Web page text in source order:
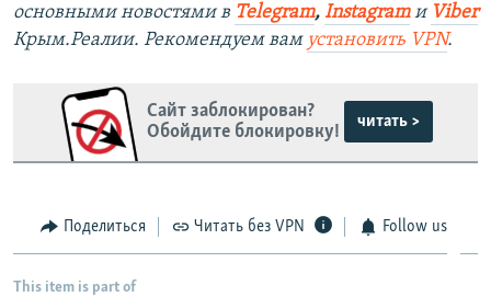
основными новостями в Telegram, Instagramи Viber
Крым.Реалии. Рекомендуем вам установить VPN.
Сайт заблокирован?
Обойдите блокировку!
читать >
Поделиться Читать без VPN Follow us
This item is part of